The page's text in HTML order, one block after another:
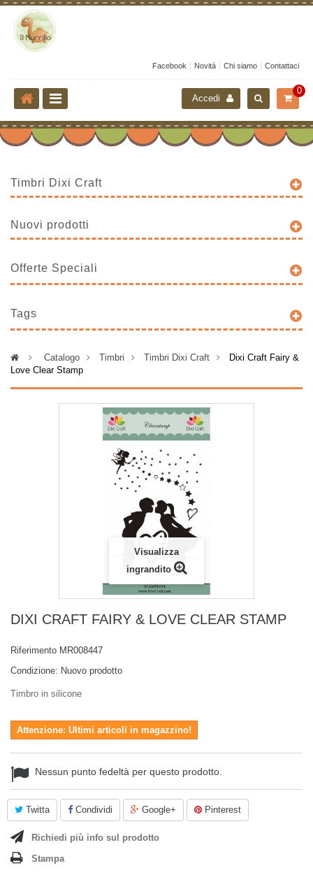
Facebook Novità Chi siamo Contattaci
0
Accedi
Timbri Dixi Craft
Nuovi prodotti
Offerte Speciali
Tags
> Catalogo > Timbri > Timbri Dixi Craft >
Dixi Craft Fairy &
Love Clear Stamp
Visualizza
ingrandito
DIXI CRAFT FAIRY & LOVE CLEAR STAMP
Riferimento MR008447
Condizione: Nuovo prodotto
Timbro in silicone
Attenzione: Ultimi articoli in magazzino!
Nessun punto fedeltà per questo prodotto.
Twitta Condividi Google+ Pinterest
Richiedi più info sul prodotto
Stampa